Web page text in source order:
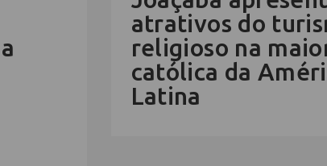
atrativos do
religioso na
católica da
Latina